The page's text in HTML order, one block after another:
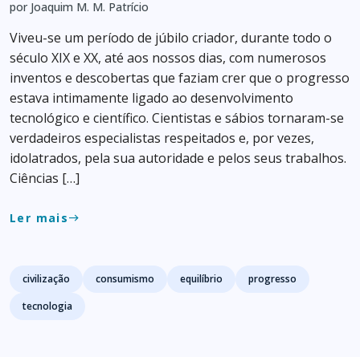
por Joaquim M. M. Patrício
Viveu-se um período de júbilo criador, durante todo o
século XIX e XX, até aos nossos dias, com numerosos
inventos e descobertas que faziam crer que o progresso
estava intimamente ligado ao desenvolvimento
tecnológico e científico. Cientistas e sábios tornaram-se
verdadeiros especialistas respeitados e, por vezes,
idolatrados, pela sua autoridade e pelos seus trabalhos.
Ciências […]
Ler maiseast
Tags
civilização consumismo equilíbrio
progresso
tecnologia